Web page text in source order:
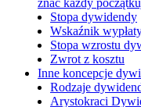
znać każdy
Stopa dywidendy
Wskaźnik
Stopa wzrostu
Zwrot z kosztu
Inne koncepcje
Rodzaje
Arystokraci